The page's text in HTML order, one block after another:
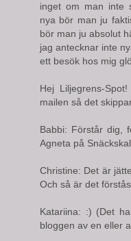
inget om man inte
nya bör man ju
bör man ju absolut
jag antecknar inte
ett besök hos mig
Hej Liljegrens-
mailen så det
Babbi: Förstår dig,
Agneta på
Christine: Det är
Och så är det
Katariina: :) (Det
bloggen av en eller